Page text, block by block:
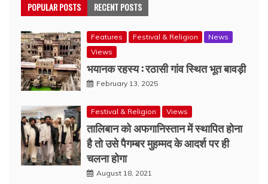
POPULAR POSTS RECENT POSTS
Features Festival & Religion
News
Views
भयानक रहस्य : रठासी गांव स्थित भूत बावड़ी
February 13, 2025
Festival & Religion Views
तालिबान को अफगानिस्तान में स्थापित होना
है तो उसे पैगम्बर मुहम्मद के आदर्श पर ही
चलना होगा
August 18, 2021